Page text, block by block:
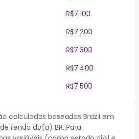
R$7.100
R$7.200
R$7.300
R$7.400
R$7.500
calculadas baseadas Brazil em
renda do(a) BR. Para